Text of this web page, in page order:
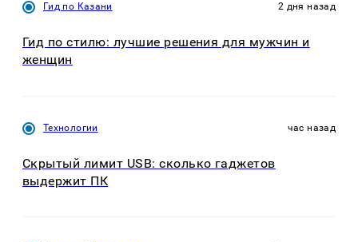
Гид по Казани 2 дня назад
Гид по стилю: лучшие решения для мужчин и
женщин
Технологии час назад
Скрытый лимит USB: сколько гаджетов
выдержит ПК